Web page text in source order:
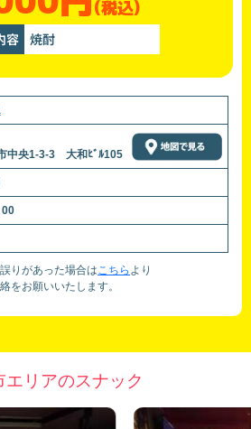
(税込)
容 焼酎
中央1-3-3 大和ﾋﾞﾙ105
りがあった場合はこちら より
をお願いいたします。
エリアのスナック